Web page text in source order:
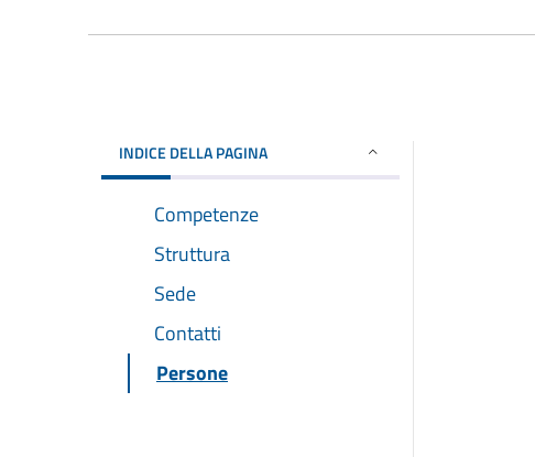
INDICE DELLA PAGINA
Competenze
Struttura
Sede
Contatti
Persone